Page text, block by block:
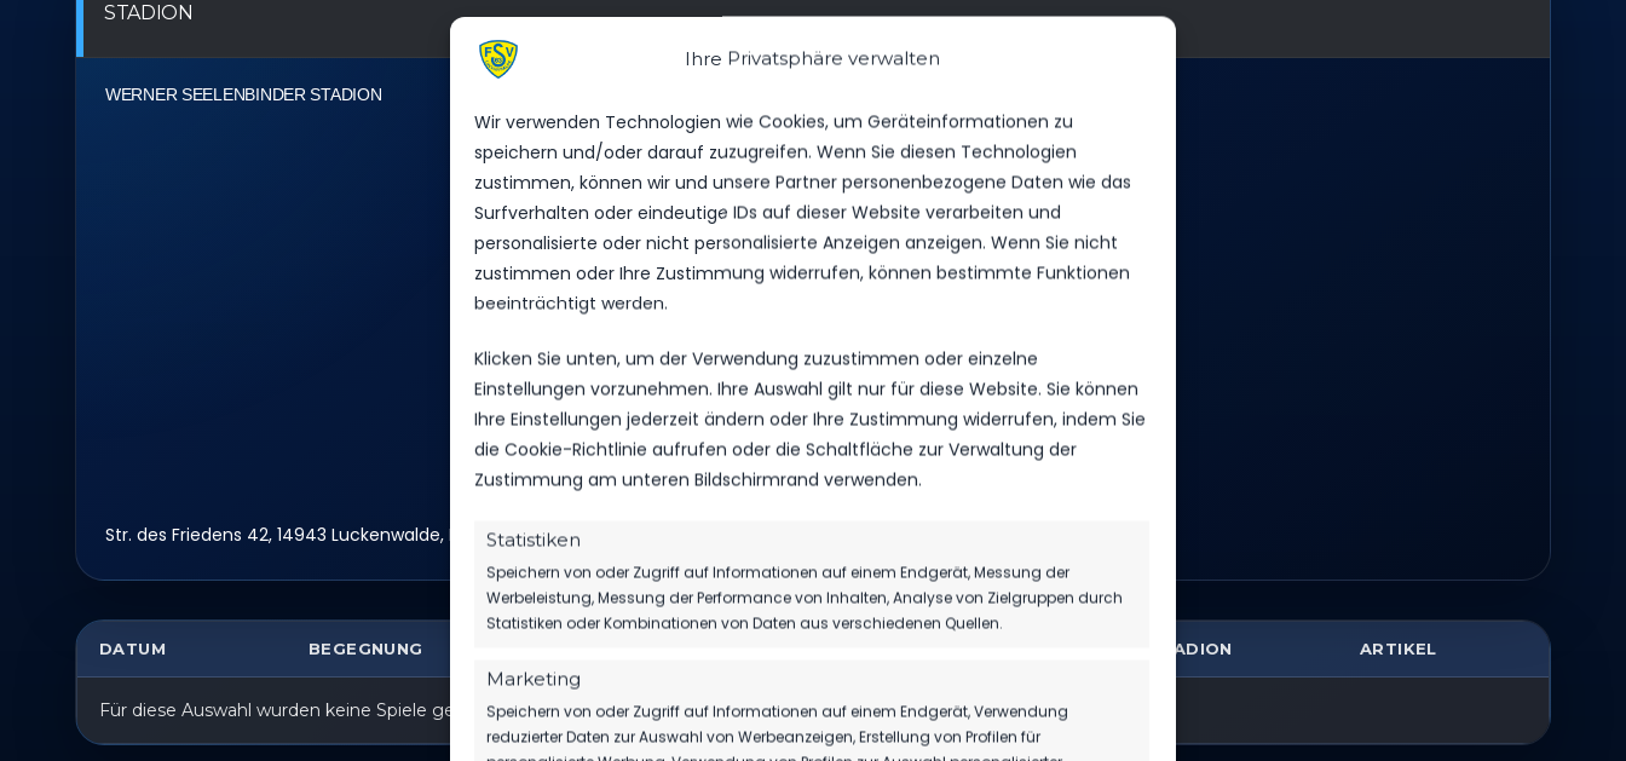
Ihre Privatsphäre verwalten
Wir verwenden Technologien wie Cookies, um Geräteinformationen zu
speichern und/oder darauf zuzugreifen. Wenn Sie diesen Technologien
zustimmen, können wir und unsere Partner personenbezogene Daten wie das
Surfverhalten oder eindeutige IDs auf dieser Website verarbeiten und
personalisierte oder nicht personalisierte Anzeigen anzeigen. Wenn Sie nicht
zustimmen oder Ihre Zustimmung widerrufen, können bestimmte Funktionen
beeinträchtigt werden.
Klicken Sie unten, um der Verwendung zuzustimmen oder einzelne
Einstellungen vorzunehmen. Ihre Auswahl gilt nur für diese Website. Sie können
Ihre Einstellungen jederzeit ändern oder Ihre Zustimmung widerrufen, indem Sie
die Cookie-Richtlinie aufrufen oder die Schaltfläche zur Verwaltung der
Zustimmung am unteren Bildschirmrand verwenden.
Statistiken
Speichern von oder Zugriff auf Informationen auf einem Endgerät, Messung der
Werbeleistung, Messung der Performance von Inhalten, Analyse von Zielgruppen durch
Statistiken oder Kombinationen von Daten aus verschiedenen Quellen.
Marketing
Speichern von oder Zugriff auf Informationen auf einem Endgerät, Verwendung
reduzierter Daten zur Auswahl von Werbeanzeigen, Erstellung von Profilen für
STADION
WERNER SEELENBINDER STADION
Str. des Friedens 42, 14943 Luckenwalde, Deutschland
DATUM BEGEGNUNG STADION ARTIKEL
Für diese Auswahl wurden keine Spiele gefunden.